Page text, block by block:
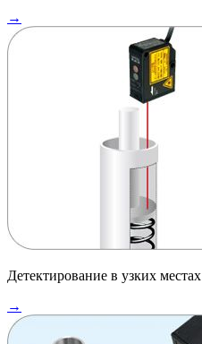
→
Детектирование в узких местах
→